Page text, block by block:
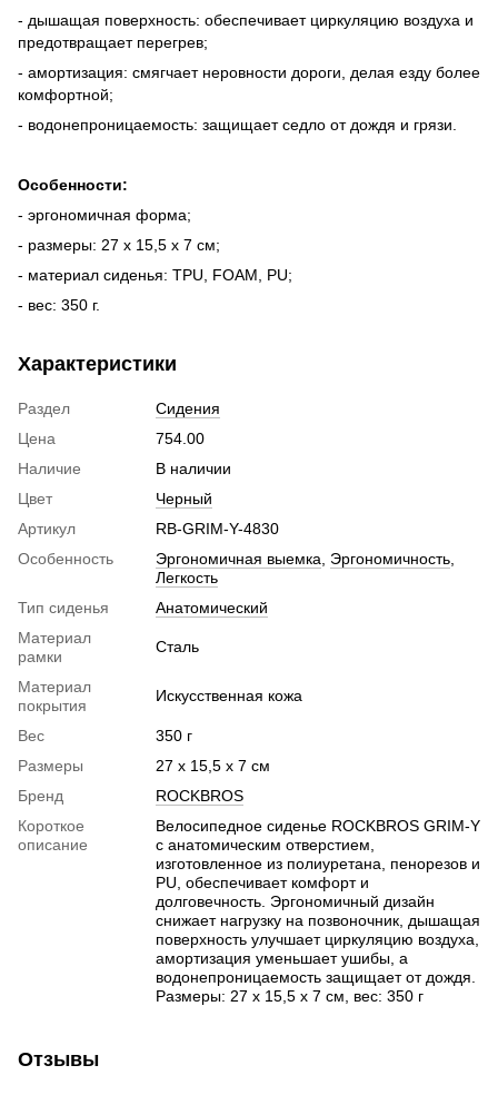
- дышащая поверхность: обеспечивает циркуляцию воздуха и
предотвращает перегрев;
- амортизация: смягчает неровности дороги, делая езду более
комфортной;
- водонепроницаемость: защищает седло от дождя и грязи.
Особенности:
- эргономичная форма;
- размеры: 27 x 15,5 x 7 см;
- материал сиденья: TPU, FOAM, PU;
- вес: 350 г.
Характеристики
Раздел
Сидения
Цена
754.00
Наличие
В наличии
Цвет
Черный
Артикул
RB-GRIM-Y-4830
Особенность
Эргономичная выемка Эргономичность
Легкость
Тип сиденья
Анатомический
Материал
рамки
Сталь
Материал
покрытия
Искусственная кожа
Вес
350 г
Размеры
27 x 15,5 x 7 см
Бренд
ROCKBROS
Короткое
описание
Велосипедное сиденье ROCKBROS GRIM-Y
с анатомическим отверстием,
изготовленное из полиуретана, пенорезов и
PU, обеспечивает комфорт и
долговечность. Эргономичный дизайн
снижает нагрузку на позвоночник, дышащая
поверхность улучшает циркуляцию воздуха,
амортизация уменьшает ушибы, а
водонепроницаемость защищает от дождя.
Размеры: 27 x 15,5 x 7 см, вес: 350 г
Отзывы